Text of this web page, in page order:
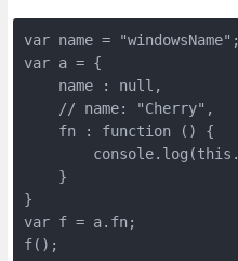
var name = "windowsName";
var a = {
    name : null,
    // name: "Cherry",
    fn : function () {
    }
}
var f = a.fn;
f();